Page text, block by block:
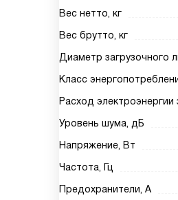
Вес нетто, кг
Вес брутто, кг
Диаметр загрузочного
Класс
Расход электроэнергии
Уровень шума, дБ
Напряжение, Вт
Частота, Гц
Предохранители, А